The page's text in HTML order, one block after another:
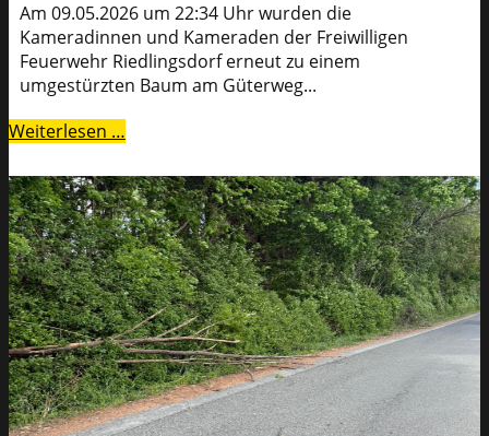
Am 09.05.2026 um 22:34 Uhr wurden die
Kameradinnen und Kameraden der Freiwilligen
Feuerwehr Riedlingsdorf erneut zu einem
umgestürzten Baum am Güterweg...
Weiterlesen …